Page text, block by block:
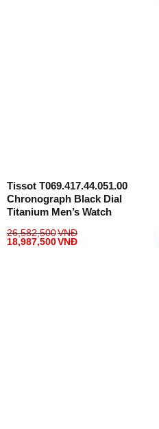
Tissot T069.417.44.051.00
Chronograph Black Dial
Titanium Men’s Watch
26,582,500VNĐ
18,987,500VNĐ